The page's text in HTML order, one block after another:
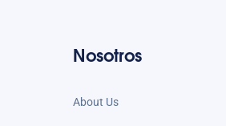
Nosotros
About Us